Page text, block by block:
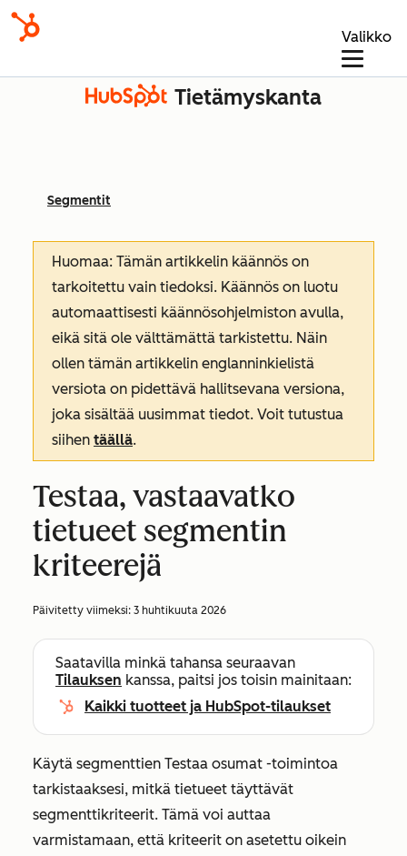
Valikko
Tietämyskanta
Segmentit
Huomaa: Tämän artikkelin käännös on
tarkoitettu vain tiedoksi. Käännös on luotu
automaattisesti käännösohjelmiston avulla,
eikä sitä ole välttämättä tarkistettu. Näin
ollen tämän artikkelin englanninkielistä
versiota on pidettävä hallitsevana versiona,
joka sisältää uusimmat tiedot. Voit tutustua
siihen täällä.
Testaa, vastaavatko
tietueet segmentin
kriteerejä
Päivitetty viimeksi: 3 huhtikuuta 2026
Saatavilla minkä tahansa seuraavan
Tilauksen kanssa, paitsi jos toisin mainitaan:
Kaikki tuotteet ja HubSpot-tilaukset
Käytä segmenttien Testaa osumat -toimintoa
tarkistaaksesi, mitkä tietueet täyttävät
segmenttikriteerit. Tämä voi auttaa
varmistamaan, että kriteerit on asetettu oikein